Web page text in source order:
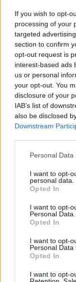
If you wish to opt-
processing of your
targeted
section to confirm
opt-out request is
interest-based ads
us or personal
your opt-out. You
disclosure of your
IAB’s list of
also be disclosed
Downstream
Please note that
not limited to your
grant or deny
use your data for
consent section.
Personal
I want to opt-
personal data.
Opted In
I want to opt-
Personal Data.
Opted In
I want to opt-
Personal Data
Opted In
I want to opt-
nå. Det får jeg
jul, men har du
du større
Så hvilke
– Jeg har vært
som gjelder for
seige løpene.
løp, men
prestisje:
har vært
siste åra, så det
sier Joar Thele
– Disse helgene
få fart i kroppen
Etter jul går det
Classics med
Gastein